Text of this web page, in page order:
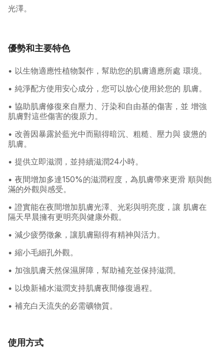
光澤。
優勢和主要特色
• 以生物適應性植物製作，幫助您的肌膚適應所處 環境。
• 純淨配方使用安心成分，您可以放心使用於您的 肌膚。
• 協助肌膚修復來自壓力、汙染和自由基的傷害，並 增強
肌膚對這些傷害的復原力。
• 改善因暴露於藍光中而顯得暗沉、粗糙、壓力與 疲憊的
肌膚。
• 提供立即滋潤，並持續滋潤24小時。
• 夜間增加多達150%的滋潤程度，為肌膚帶來更滑 順與飽
滿的外觀與感受。
• 證實能在夜間增加肌膚光澤、光彩與明亮度，讓 肌膚在
隔天早晨擁有更明亮與健康外觀。
• 減少疲勞徵象，讓肌膚顯得有精神與活力。
• 縮小毛細孔外觀。
• 加強肌膚天然保濕屏障，幫助補充並保持滋潤。
• 以煥新補水滋潤支持肌膚夜間修復過程。
• 補充白天流失的必需礦物質。
使用方式